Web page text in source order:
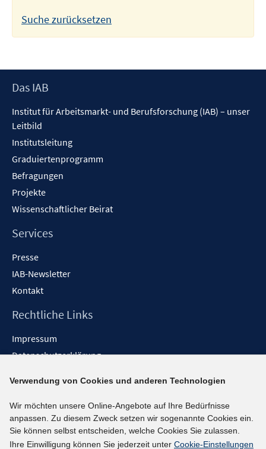
Suche zurücksetzen
Footer
Das IAB
Institut für Arbeitsmarkt- und Berufsforschung (IAB) – unser
Leitbild
Institutsleitung
Graduiertenprogramm
Befragungen
Projekte
Wissenschaftlicher Beirat
Services
Presse
IAB-Newsletter
Kontakt
Rechtliche Links
Impressum
Datenschutzerklärung
Barrieren melden
Social-Media-Kanäle
BlueSky
Verwendung von Cookies und anderen Technologien
Wir möchten unsere Online-Angebote auf Ihre Bedürfnisse
anpassen. Zu diesem Zweck setzen wir sogenannte Cookies ein.
Sie können selbst entscheiden, welche Cookies Sie zulassen.
Ihre Einwilligung können Sie jederzeit unter Cookie-Einstellungen